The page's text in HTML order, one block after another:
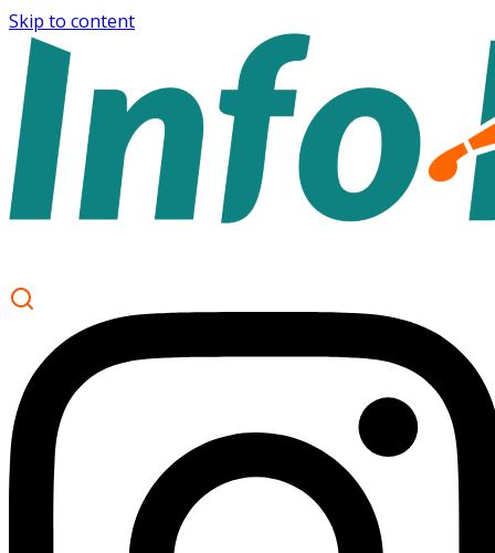
Skip to content